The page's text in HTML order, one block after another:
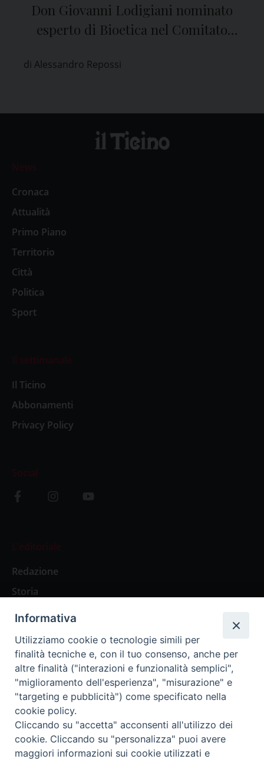
Don Giovanni Lodigiani nominato
esperto di Bioetica nel Comitato
di Alessandro Repossi
News
Cronaca
Attualità
Primo Piano
Territorio
Città
Politica
Sport
Il settimanale
Il Ticino
Abbonamenti
Privacy Policy
Social
L’editoriale
Redazione
Storia
Abbonamenti
Abbonamento Annuale Digitale
Abbonamento Annuale Cartaceo
Abbonamento Singola Copia Digitale
Informativa
Utilizziamo cookie o tecnologie simili per
finalità tecniche e, con il tuo consenso, anche per
altre finalità ("interazioni e funzionalità semplici",
"miglioramento dell'esperienza", "misurazione" e
"targeting e pubblicità") come specificato nella
cookie policy.
Cliccando su "accetta" acconsenti all'utilizzo dei
cookie. Cliccando su "personalizza" puoi avere
maggiori informazioni sui cookie utilizzati e